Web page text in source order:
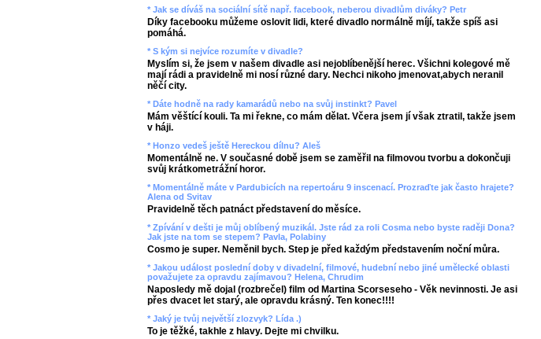
* Jak se díváš na sociální sítě např. facebook, neberou divadlům diváky? Petr
Díky facebooku můžeme oslovit lidi, které divadlo normálně míjí, takže spíš asi
pomáhá.
* S kým si nejvíce rozumíte v divadle?
Myslím si, že jsem v našem divadle asi nejoblíbenější herec. Všichni kolegové mě
mají rádi a pravidelně mi nosí různé dary. Nechci nikoho jmenovat,abych neranil
něčí city.
* Dáte hodně na rady kamarádů nebo na svůj instinkt? Pavel
Mám věštící kouli. Ta mi řekne, co mám dělat. Včera jsem jí však ztratil, takže jsem
v háji.
* Honzo vedeš ještě Hereckou dílnu? Aleš
Momentálně ne. V současné době jsem se zaměřil na filmovou tvorbu a dokončuji
svůj krátkometrážní horor.
* Momentálně máte v Pardubicích na repertoáru 9 inscenací. Prozraďte jak často hrajete?
Alena od Svitav
Pravidelně těch patnáct představení do měsíce.
* Zpívání v dešti je můj oblíbený muzikál. Jste rád za roli Cosma nebo byste raději Dona?
Jak jste na tom se stepem? Pavla, Polabiny
Cosmo je super. Neměnil bych. Step je před každým představením noční můra.
* Jakou událost poslední doby v divadelní, filmové, hudební nebo jiné umělecké oblasti
považujete za opravdu zajímavou? Helena, Chrudim
Naposledy mě dojal (rozbrečel) film od Martina Scorseseho - Věk nevinnosti. Je asi
přes dvacet let starý, ale opravdu krásný. Ten konec!!!!
* Jaký je tvůj největší zlozvyk? Lída .)
To je těžké, takhle z hlavy. Dejte mi chvilku.